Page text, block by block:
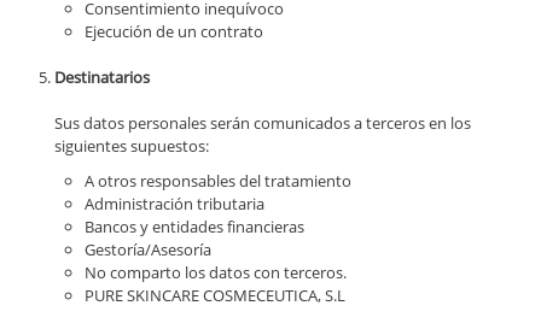
Consentimiento inequívoco
Ejecución de un contrato
Destinatarios
Sus datos personales serán comunicados a terceros en los
siguientes supuestos:
A otros responsables del tratamiento
Administración tributaria
Bancos y entidades financieras
Gestoría/Asesoría
No comparto los datos con terceros.
PURE SKINCARE COSMECEUTICA, S.L